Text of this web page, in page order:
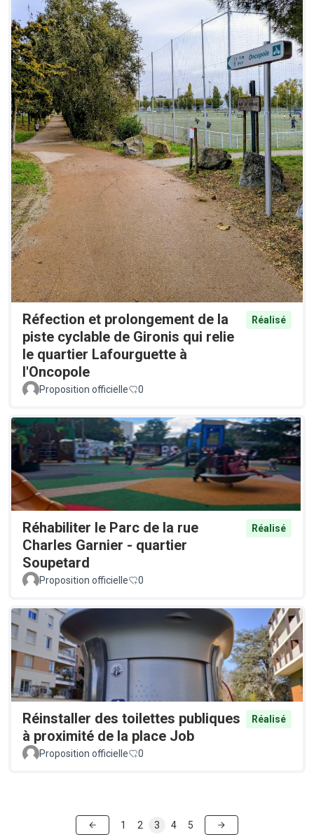
Réfection et prolongement de la
piste cyclable de Gironis qui relie
le quartier Lafourguette à
l'Oncopole
Réalisé
Proposition officielle 0
Réhabiliter le Parc de la rue
Charles Garnier - quartier
Soupetard
Réalisé
Proposition officielle 0
Réinstaller des toilettes publiques
à proximité de la place Job
Réalisé
Proposition officielle 0
1 2 3 4 5